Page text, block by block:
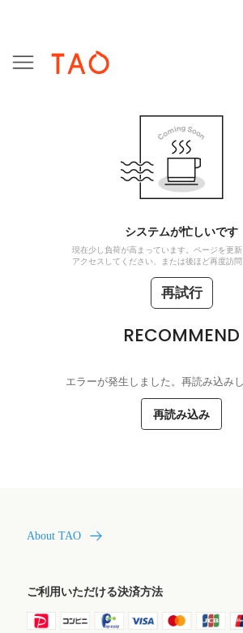
システムが忙しいです
現在少し負荷が高まっています。ページを更
アクセスしてください、または後ほど再度訪
再試行
RECOMMEND
エラーが発生しました。再読み込み
再読み込み
About TAO
ご利用いただける決済方法